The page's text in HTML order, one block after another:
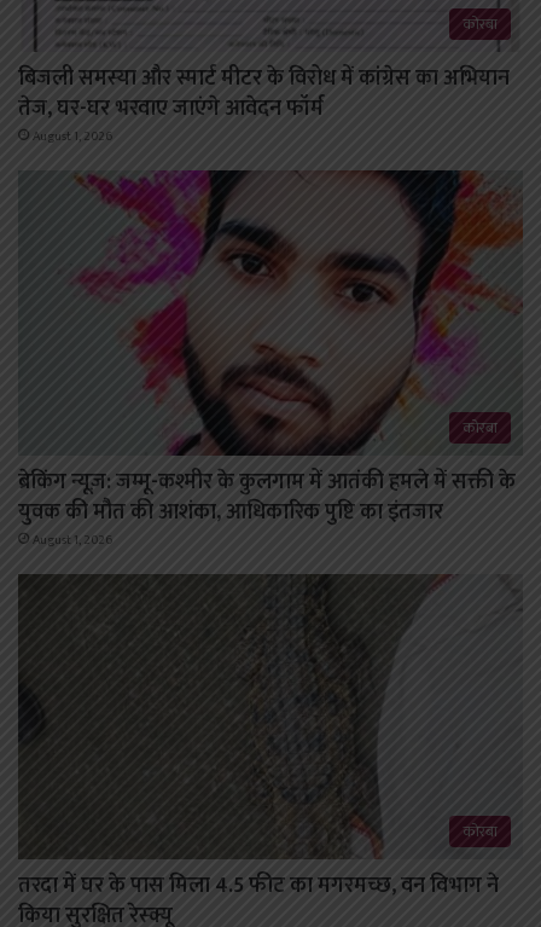
कोरबा
बिजली समस्या और स्मार्ट मीटर के विरोध में कांग्रेस का अभियान
तेज, घर-घर भरवाए जाएंगे आवेदन फॉर्म
August 1, 2026
कोरबा
ब्रेकिंग न्यूज़: जम्मू-कश्मीर के कुलगाम में आतंकी हमले में सक्ती के
युवक की मौत की आशंका, आधिकारिक पुष्टि का इंतजार
August 1, 2026
कोरबा
तरदा में घर के पास मिला 4.5 फीट का मगरमच्छ, वन विभाग ने
किया सुरक्षित रेस्क्यू